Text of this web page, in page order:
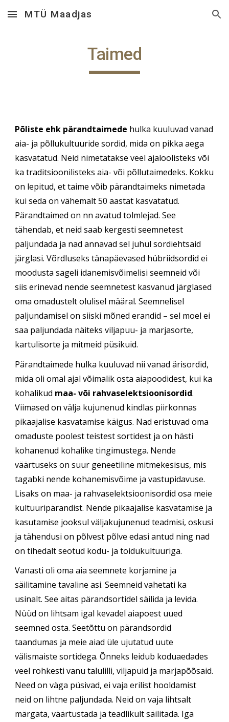
Skip to main content Skip to navigation
MTÜ Maadjas
Taimed
Põliste ehk pärandtaimede hulka kuuluvad vanad
aia- ja põllukultuuride sordid, mida on pikka aega
kasvatatud. Neid nimetatakse veel ajaloolisteks või
ka traditsioonilisteks aia- või põllutaimedeks. Kokku
on lepitud, et taime võib pärandtaimeks nimetada
kui seda on vähemalt 50 aastat kasvatatud.
Pärandtaimed on nn avatud tolmlejad. See
tähendab, et neid saab kergesti seemnetest
paljundada ja nad annavad sel juhul sordiehtsaid
järglasi. Võrdluseks tänapäevased hübriidsordid ei
moodusta sageli idanemisvõimelisi seemneid või
siis erinevad nende seemnetest kasvanud järglased
oma omadustelt olulisel määral. Seemnelisel
paljundamisel on siiski mõned erandid – sel moel ei
saa paljundada näiteks viljapuu- ja marjasorte,
kartulisorte ja mitmeid püsikuid.
Pärandtaimede hulka kuuluvad nii vanad ärisordid,
mida oli omal ajal võimalik osta aiapoodidest, kui ka
kohalikud maa- või rahvaselektsioonisordid.
Viimased on välja kujunenud kindlas piirkonnas
pikaajalise kasvatamise käigus. Nad eristuvad oma
omaduste poolest teistest sortidest ja on hästi
kohanenud kohalike tingimustega. Nende
väärtuseks on suur geneetiline mitmekesisus, mis
tagabki nende kohanemisvõime ja vastupidavuse.
Lisaks on maa- ja rahvaselektsioonisordid osa meie
kultuuripärandist. Nende pikaajalise kasvatamise ja
kasutamise jooksul väljakujunenud teadmisi, oskusi
ja tähendusi on põlvest põlve edasi antud ning nad
on tihedalt seotud kodu- ja toidukultuuriga.
Vanasti oli oma aia seemnete korjamine ja
säilitamine tavaline asi. Seemneid vahetati ka
usinalt. See aitas pärandsortidel säilida ja levida.
Nüüd on lihtsam igal kevadel aiapoest uued
seemned osta. Seetõttu on pärandsordid
taandumas ja meie aiad üle ujutatud uute
välismaiste sortidega. Õnneks leidub koduaedades
veel rohkesti vanu talulilli, viljapuid ja marjapõõsaid.
Need on väga püsivad, ei vaja erilist hooldamist
neid on lihtne paljundada. Neid on vaja lihtsalt
märgata, väärtustada ja teadlikult säilitada. Iga